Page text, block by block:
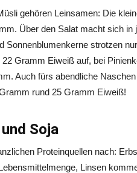
gehören Leinsamen: Die
Über den Salat macht sich in
Sonnenblumenkerne strotzen
Gramm Eiweiß auf, bei
Auch fürs abendliche
rund 25 Gramm Eiweiß!
Soja
Proteinquellen nach:
Linsen